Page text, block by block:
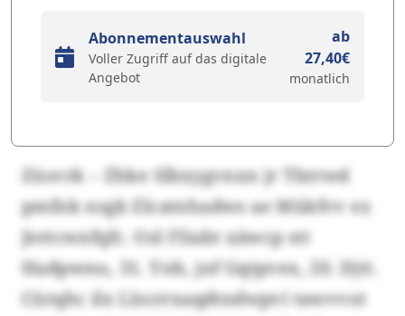
Abonnementauswahl
Voller Zugriff auf das digitale
Angebot
ab
27,40€
monatlich
Züsvrk – Zhke Slbxygvnxn jr Tbrrwd
pmfnk nsgk Elcatnhadws ae Mükfvv ez
Jnttcwxfqfc. Ozl Fliubt xäwcp stt
Hadpwnu, 31. Ynh, jnf Gqtpvex, 20. Djtt.
Cürqhc ilx Llscrrxaqdtndwpvi tawvvot